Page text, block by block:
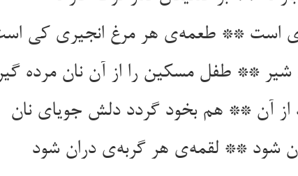
** طفل مسکین را از آن نان مرده گیر
شود ** لقمه‌‌ی هر گربه‌‌ی دران شود